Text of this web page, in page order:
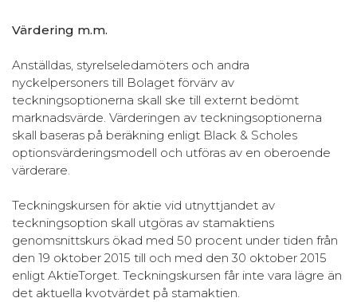
Värdering m.m.
Anställdas, styrelseledamöters och andra
nyckelpersoners till Bolaget förvärv av
teckningsoptionerna skall ske till externt bedömt
marknadsvärde. Värderingen av teckningsoptionerna
skall baseras på beräkning enligt Black & Scholes
optionsvärderingsmodell och utföras av en oberoende
värderare.
Teckningskursen för aktie vid utnyttjandet av
teckningsoption skall utgöras av stamaktiens
genomsnittskurs ökad med 50 procent under tiden från
den 19 oktober 2015 till och med den 30 oktober 2015
enligt AktieTorget. Teckningskursen får inte vara lägre än
det aktuella kvotvärdet på stamaktien.